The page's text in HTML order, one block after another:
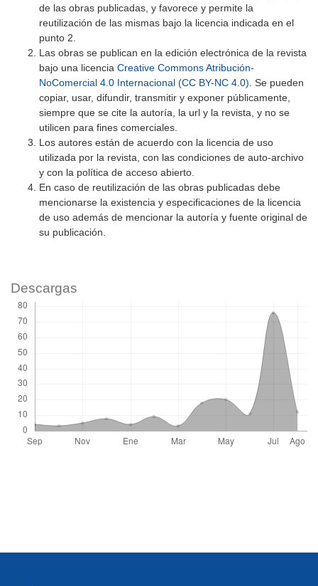
de las obras publicadas, y favorece y permite la
reutilización de las mismas bajo la licencia indicada en el
punto 2.
Las obras se publican en la edición electrónica de la revista
bajo una licencia Creative Commons Atribución-
NoComercial 4.0 Internacional (CC BY-NC 4.0). Se pueden
copiar, usar, difundir, transmitir y exponer públicamente,
siempre que se cite la autoría, la url y la revista, y no se
utilicen para fines comerciales.
Los autores están de acuerdo con la licencia de uso
utilizada por la revista, con las condiciones de auto-archivo
y con la política de acceso abierto.
En caso de reutilización de las obras publicadas debe
mencionarse la existencia y especificaciones de la licencia
de uso además de mencionar la autoría y fuente original de
su publicación.
Descargas